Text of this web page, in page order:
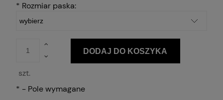
* Rozmiar paska:
szt.
DODAJ DO KOSZYKA
* - Pole wymagane